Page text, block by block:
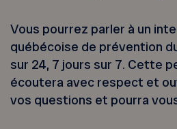
Vous pourrez parler à un
québécoise de prévention
sur 24, 7 jours sur 7. Cette
écoutera avec respect et
vos questions et pourra